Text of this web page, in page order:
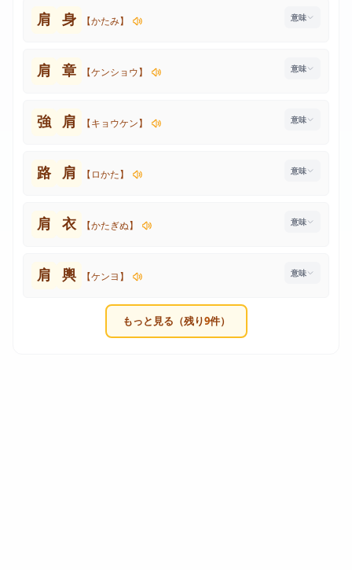
肩 身 【かたみ】
肩 章 【ケンショウ】
強 肩 【キョウケン】
路 肩 【ロかた】
肩 衣 【かたぎぬ】
肩 輿 【ケンヨ】
もっと見る（残り9件）